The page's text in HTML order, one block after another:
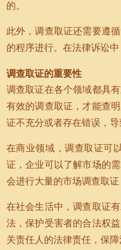
的。
此外，调查取证还需要遵
的程序进行。在法律诉讼
调查取证的重要性
调查取证在各个领域都具
有效的调查取证，才能查
证不充分或者存在错误，
在商业领域，调查取证可
证，企业可以了解市场的
会进行大量的市场调查取
在社会生活中，调查取证
法，保护受害者的合法权
关责任人的法律责任，保障